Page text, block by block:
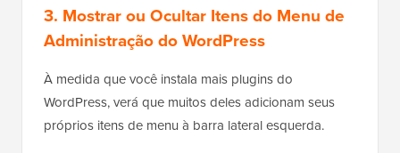
3. Mostrar ou Ocultar Itens do Menu de
Administração do WordPress
À medida que você instala mais plugins do
WordPress, verá que muitos deles adicionam seus
próprios itens de menu à barra lateral esquerda.